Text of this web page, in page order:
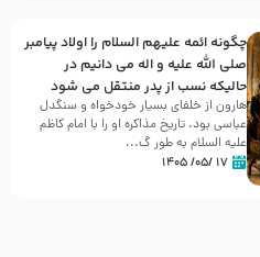
چگونه ائمه علیهم السلام را اولاد پیامبر
صلی الله علیه و اله می دانیم در
حالیکه نسب از پدر منتقل می شود
هارون از خلفای بسیار خودخواه و سنگدل
عباسی بود. تاریخ مذاکره او را با امام کاظم
علیه السلام به طور گ...
۱۷ /۰۵/ ۱۴۰۵